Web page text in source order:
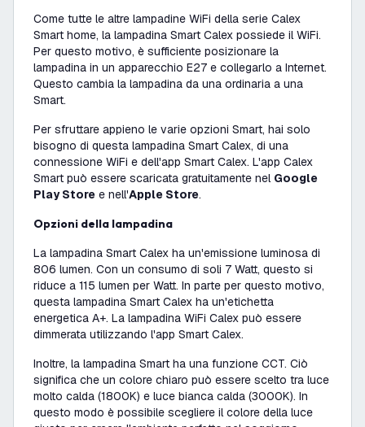
Come tutte le altre lampadine WiFi della serie Calex
Smart home, la lampadina Smart Calex possiede il WiFi.
Per questo motivo, è sufficiente posizionare la
lampadina in un apparecchio E27 e collegarlo a Internet.
Questo cambia la lampadina da una ordinaria a una
Smart.
Per sfruttare appieno le varie opzioni Smart, hai solo
bisogno di questa lampadina Smart Calex, di una
connessione WiFi e dell'app Smart Calex. L'app Calex
Smart può essere scaricata gratuitamente nel Google
Play Store e nell'Apple Store.
Opzioni della lampadina
La lampadina Smart Calex ha un'emissione luminosa di
806 lumen. Con un consumo di soli 7 Watt, questo si
riduce a 115 lumen per Watt. In parte per questo motivo,
questa lampadina Smart Calex ha un'etichetta
energetica A+. La lampadina WiFi Calex può essere
dimmerata utilizzando l'app Smart Calex.
Inoltre, la lampadina Smart ha una funzione CCT. Ciò
significa che un colore chiaro può essere scelto tra luce
molto calda (1800K) e luce bianca calda (3000K). In
questo modo è possibile scegliere il colore della luce